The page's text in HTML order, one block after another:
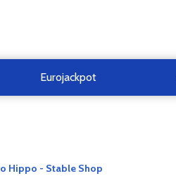
Eurojackpot
Hippo - Stable Shop